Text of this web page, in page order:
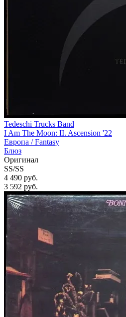
Tedeschi Trucks Band
I Am The Moon: II. Ascension '22
Европа /Fantasy
Блюз
Оригинал
SS/SS
4 490 руб.
3 592 руб.